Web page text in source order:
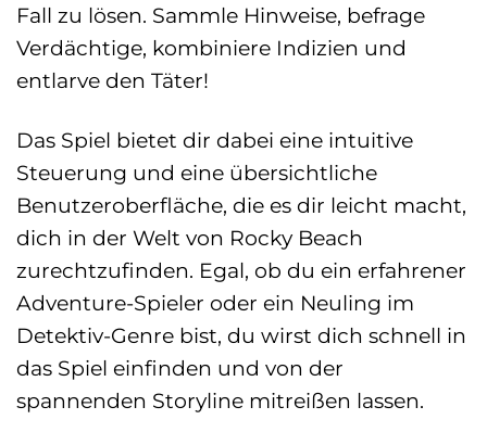
Fall zu lösen. Sammle Hinweise, befrage
Verdächtige, kombiniere Indizien und
entlarve den Täter!
Das Spiel bietet dir dabei eine intuitive
Steuerung und eine übersichtliche
Benutzeroberfläche, die es dir leicht macht,
dich in der Welt von Rocky Beach
zurechtzufinden. Egal, ob du ein erfahrener
Adventure-Spieler oder ein Neuling im
Detektiv-Genre bist, du wirst dich schnell in
das Spiel einfinden und von der
spannenden Storyline mitreißen lassen.